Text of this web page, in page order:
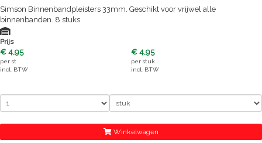
Simson Binnenbandpleisters 33mm. Geschikt voor vrijwel alle
binnenbanden. 8 stuks.
Prijs
€ 4,95
per st
incl. BTW
€ 4,95
per stuk
incl. BTW
Winkelwagen